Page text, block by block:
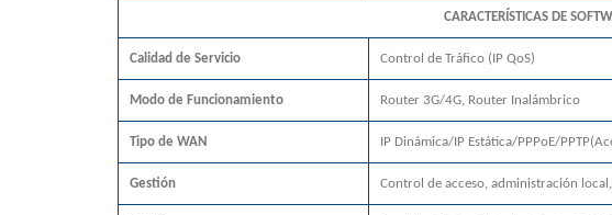
CARACTERÍSTICAS DE
Calidad de Servicio Control de Tráfico (IP QoS)
Modo de Funcionamiento Router 3G/4G, Router Inalámbrico
Tipo de WAN IP Dinámica/IP Estática/PPPoE/
Gestión Control de acceso, administración